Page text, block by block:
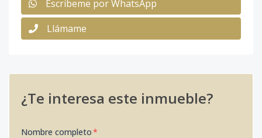
Escribeme por WhatsApp
Llámame
¿Te interesa este inmueble?
Nombre completo*